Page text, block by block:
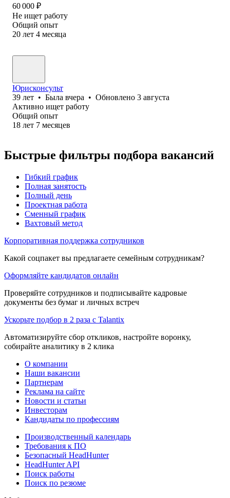
60 000 ₽
Не ищет работу
Общий опыт
20 лет 4 месяца
Юрисконсульт
39 лет • Была вчера • Обновлено 3 августа
Активно ищет работу
Общий опыт
18 лет 7 месяцев
Быстрые фильтры подбора вакансий
Гибкий график
Полная занятость
Полный день
Проектная работа
Сменный график
Вахтовый метод
Корпоративная поддержка сотрудников
Какой соцпакет вы предлагаете семейным сотрудникам?
Оформляйте кандидатов онлайн
Проверяйте сотрудников и подписывайте кадровые
документы без бумаг и личных встреч
Ускорьте подбор в 2 раза с Talantix
Автоматизируйте сбор откликов, настройте воронку,
собирайте аналитику в 2 клика
О компании
Наши вакансии
Партнерам
Реклама на сайте
Новости и статьи
Инвесторам
Кандидаты по профессиям
Производственный календарь
Требования к ПО
Безопасный HeadHunter
HeadHunter API
Поиск работы
Поиск по резюме